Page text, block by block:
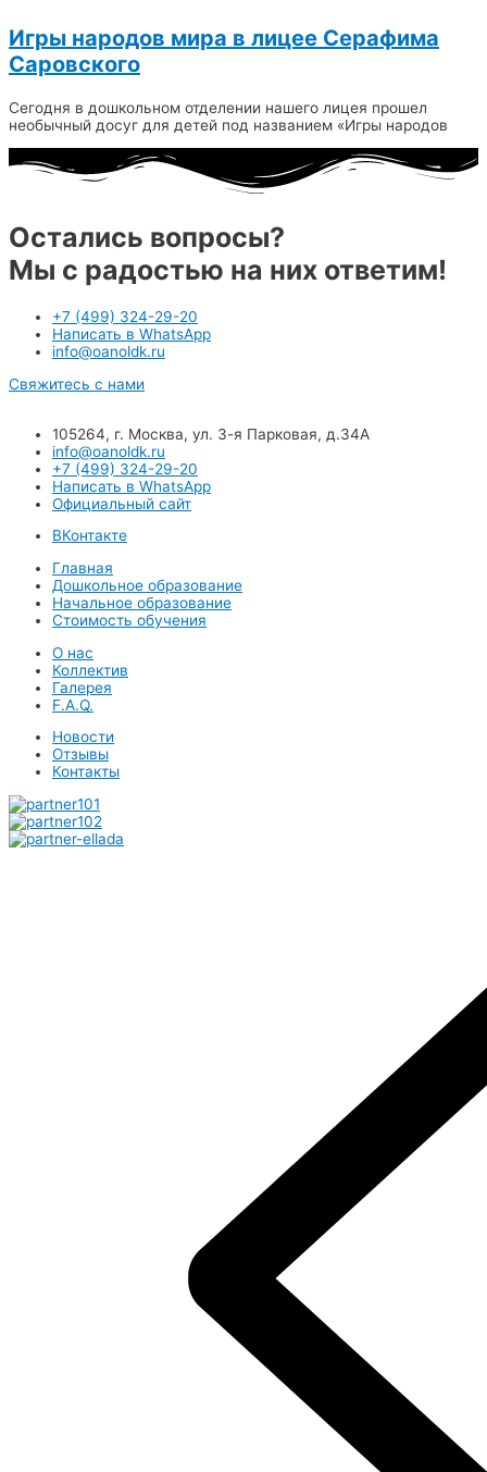
Игры народов мира в лицее Серафима
Саровского
Сегодня в дошкольном отделении нашего лицея прошел
необычный досуг для детей под названием «Игры народов
Остались вопросы?
Мы с радостью на них ответим!
+7 (499) 324-29-20
Написать в WhatsApp
info@oanoldk.ru
Свяжитесь с нами
105264, г. Москва, ул. 3-я Парковая, д.34А
info@oanoldk.ru
+7 (499) 324-29-20
Написать в WhatsApp
Официальный сайт
ВКонтакте
Главная
Дошкольное образование
Начальное образование
Стоимость обучения
О нас
Коллектив
Галерея
F.A.Q.
Новости
Отзывы
Контакты